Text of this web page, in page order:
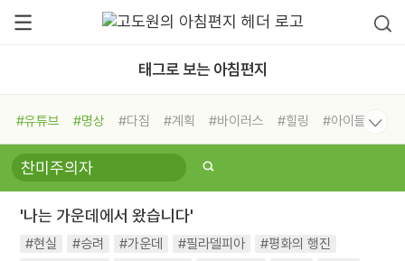
태그로 보는 아침편지
#유튜브 #명상 #다짐 #계획 #바이러스 #힐링
#아이들
#비전캠프
#독서캠프 #삶
#희망
#나눔 #친구 #링컨학교
#독서
#건강 #면역력
'나는 가운데에서 왔습니다'
#현실 #승려 #가운데 #필라델피아
#평화의 행진